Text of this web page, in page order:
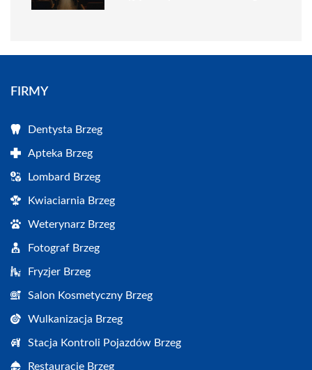
FIRMY
Dentysta Brzeg
Apteka Brzeg
Lombard Brzeg
Kwiaciarnia Brzeg
Weterynarz Brzeg
Fotograf Brzeg
Fryzjer Brzeg
Salon Kosmetyczny Brzeg
Wulkanizacja Brzeg
Stacja Kontroli Pojazdów Brzeg
Restauracje Brzeg